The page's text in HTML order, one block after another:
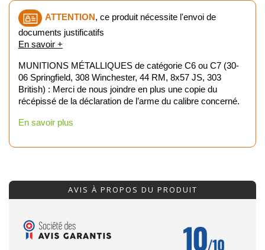
ATTENTION, ce produit nécessite l'envoi de
documents justificatifs
En savoir +
MUNITIONS MÉTALLIQUES de catégorie C6 ou C7 (30-
06 Springfield, 308 Winchester, 44 RM, 8x57 JS, 303
British) : Merci de nous joindre en plus une copie du
récépissé de la déclaration de l’arme du calibre concerné.
En savoir plus
AVIS À PROPOS DU PRODUIT
10/10